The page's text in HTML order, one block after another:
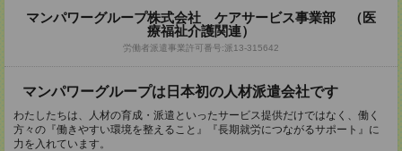
マンパワーグループ株式会社 ケアサービス事業部 （医
療福祉介護関連）
労働者派遣事業許可番号:派13-315642
マンパワーグループは日本初の人材派遣会社です
わたしたちは、人材の育成・派遣といったサービス提供だけではなく、働く
方々の『働きやすい環境を整えること』『長期就労につながるサポート』に
力を入れています。